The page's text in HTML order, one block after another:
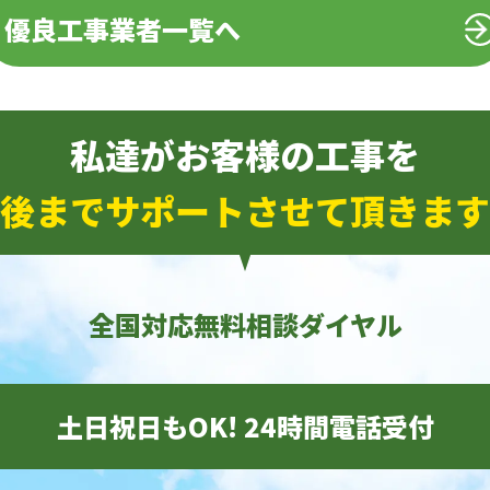
優良工事業者一覧へ
私達がお客様の工事を
までサポートさせて頂きま
全国対応無料相談ダイヤル
土日祝日もOK! 24時間電話受付